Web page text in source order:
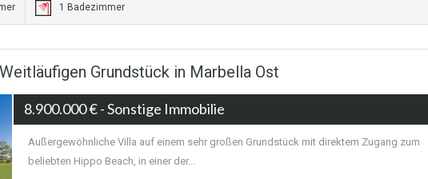
1 Badezimmer
Grundstück in Marbella Ost
8.900.000 €- Sonstige Immobilie
Außergewöhnliche Villa auf einem sehr großen Grundstück mit direktem Zugang zum
beliebten Hippo Beach, in einer der...